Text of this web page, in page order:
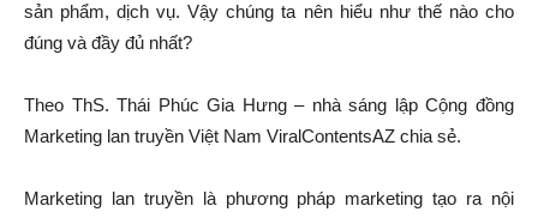
sản phẩm, dịch vụ. Vậy chúng ta nên hiểu như thế nào cho
đúng và đầy đủ nhất?
Theo ThS. Thái Phúc Gia Hưng – nhà sáng lập Cộng đồng
Marketing lan truyền Việt Nam ViralContentsAZ chia sẻ.
Marketing lan truyền là phương pháp marketing tạo ra nội